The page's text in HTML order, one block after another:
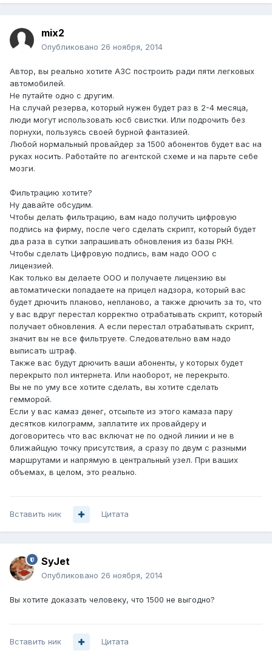
mix2
Опубликовано 26 ноября, 2014
Автор, вы реально хотите АЗС построить ради пяти легковых
автомобилей.
Не путайте одно с другим.
На случай резерва, который нужен будет раз в 2-4 месяца,
люди могут использовать юсб свистки. Или подрочить без
порнухи, пользуясь своей бурной фантазией.
Любой нормальный провайдер за 1500 абонентов будет вас на
руках носить. Работайте по агентской схеме и на парьте себе
мозги.
Фильтрацию хотите?
Ну давайте обсудим.
Чтобы делать фильтрацию, вам надо получить цифровую
подпись на фирму, после чего сделать скрипт, который будет
два раза в сутки запрашивать обновления из базы РКН.
Чтобы сделать Цифровую подпись, вам надо ООО с
лицензией.
Как только вы делаете ООО и получаете лицензию вы
автоматически попадаете на прицел надзора, который вас
будет дрючить планово, непланово, а также дрючить за то, что
у вас вдруг перестал корректно отрабатывать скрипт, который
получает обновления. А если перестал отрабатывать скрипт,
значит вы не все фильтруете. Следовательно вам надо
выписать штраф.
Также вас будут дрючить ваши абоненты, у которых будет
перекрыто пол интернета. Или наоборот, не перекрыто.
Вы не по уму все хотите сделать, вы хотите сделать
гемморой.
Если у вас камаз денег, отсыпьте из этого камаза пару
десятков килограмм, заплатите их провайдеру и
договоритесь что вас включат не по одной линии и не в
ближайщую точку присутствия, а сразу по двум с разными
маршрутами и напрямую в центральный узел. При ваших
объемах, в целом, это реально.
Вставить ник Цитата
SyJet
Опубликовано 26 ноября, 2014
Вы хотите доказать человеку, что 1500 не выгодно?
Вставить ник Цитата